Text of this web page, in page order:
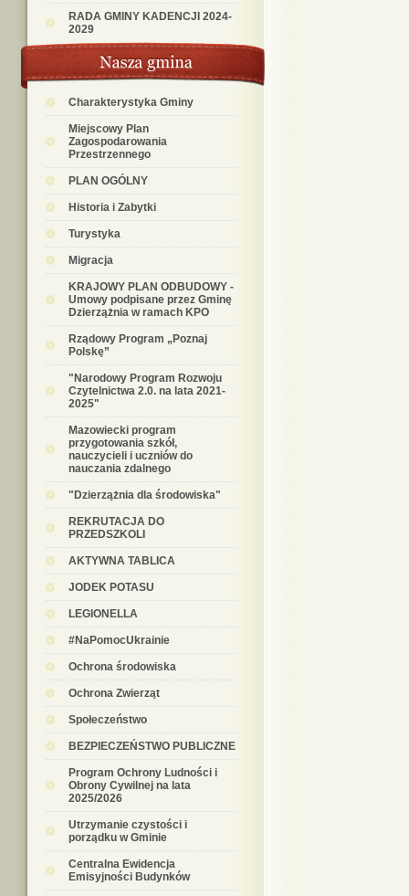
RADA GMINY KADENCJI 2024-
2029
Charakterystyka Gminy
Miejscowy Plan
Zagospodarowania
Przestrzennego
PLAN OGÓLNY
Historia i Zabytki
Turystyka
Migracja
KRAJOWY PLAN ODBUDOWY -
Umowy podpisane przez Gminę
Dzierzążnia w ramach KPO
Rządowy Program „Poznaj
Polskę”
"Narodowy Program Rozwoju
Czytelnictwa 2.0. na lata 2021-
2025"
Mazowiecki program
przygotowania szkół,
nauczycieli i uczniów do
nauczania zdalnego
"Dzierzążnia dla środowiska"
REKRUTACJA DO
PRZEDSZKOLI
AKTYWNA TABLICA
JODEK POTASU
LEGIONELLA
#NaPomocUkrainie
Ochrona środowiska
Ochrona Zwierząt
Społeczeństwo
BEZPIECZEŃSTWO PUBLICZNE
Program Ochrony Ludności i
Obrony Cywilnej na lata
2025/2026
Utrzymanie czystości i
porządku w Gminie
Centralna Ewidencja
Emisyjności Budynków